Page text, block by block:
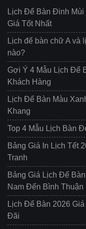
Lịch Để Bàn Đinh
Giá Tốt Nhất
Lịch để bàn chữ A và
nào?
Gợi Ý 4 Mẫu Lịch Để
Khách Hàng
Lịch Để Bàn Màu
Khang
Top 4 Mẫu Lịch Bàn
Bảng Giá In Lịch Tết
Tranh
Bảng Giá Lịch Để
Nam Đến Bình Thuận
Lịch Để Bàn 2026
Đãi